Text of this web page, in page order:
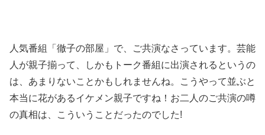
人気番組「徹子の部屋」で、ご共演なさっています。 芸能
人が親子揃って、しかもトーク番組に出演されるというの
は、あまりないことかもしれませんね。こうやって並ぶと
本当に花があるイケメン親子ですね！ お二人のご共演の噂
の真相は、こういうことだったのでした!